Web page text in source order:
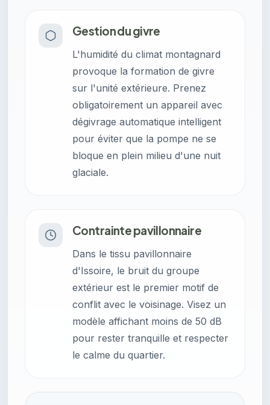
Gestion du givre
L'humidité du climat montagnard
provoque la formation de givre
sur l'unité extérieure. Prenez
obligatoirement un appareil avec
dégivrage automatique intelligent
pour éviter que la pompe ne se
bloque en plein milieu d'une nuit
glaciale.
Contrainte pavillonnaire
Dans le tissu pavillonnaire
d'Issoire, le bruit du groupe
extérieur est le premier motif de
conflit avec le voisinage. Visez un
modèle affichant moins de 50 dB
pour rester tranquille et respecter
le calme du quartier.